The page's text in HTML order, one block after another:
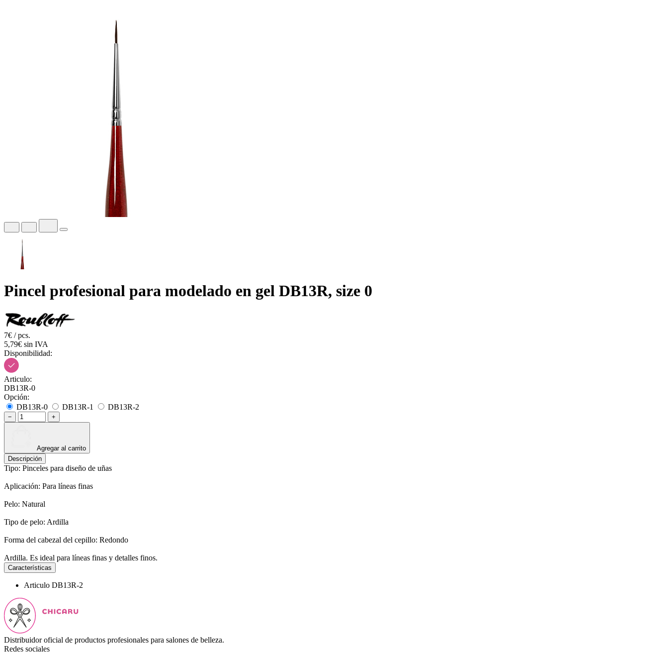
Pincel profesional para modelado en gel DB13R, size 0
7€ / pcs.
5,79€ sin IVA
Disponibilidad:
Articulo:
DB13R-0
Opción:
DB13R-0
DB13R-1 DB13R-2
− +
Agregar al carrito
Descripción
Tipo: Pinceles para diseño de uñas
Aplicación: Para líneas finas
Pelo: Natural
Tipo de pelo: Ardilla
Forma del cabezal del cepillo: Redondo
Ardilla. Es ideal para líneas finas y detalles finos.
Características
Articulo DB13R-2
Distribuidor oficial de productos profesionales para salones de belleza.
Redes sociales